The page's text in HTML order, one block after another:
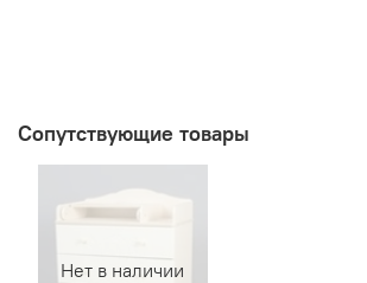
Сопутствующие товары
Нет в наличии